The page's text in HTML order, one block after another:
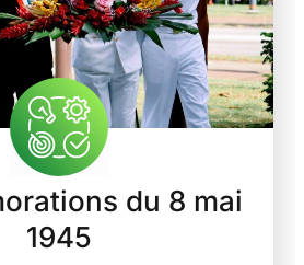
du 8 mai
1945